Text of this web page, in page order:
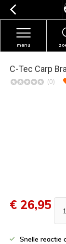
menu
C-Tec Carp
(0)
€ 26,95
Snelle reactie